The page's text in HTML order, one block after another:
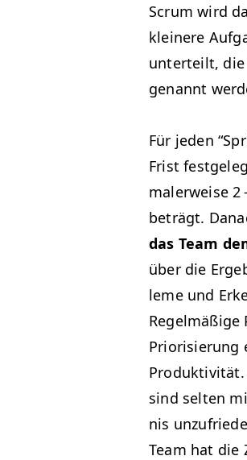
Scrum wird
kleinere
unterteilt,
genan­nt
Für jeden “
Frist
maler­weise 2
beträgt.
das Team
über die
leme und
Regelmäßige
Pri­or­isierung
Pro­duk­tiv­ität.
sind sel­ten
nis
Team hat die